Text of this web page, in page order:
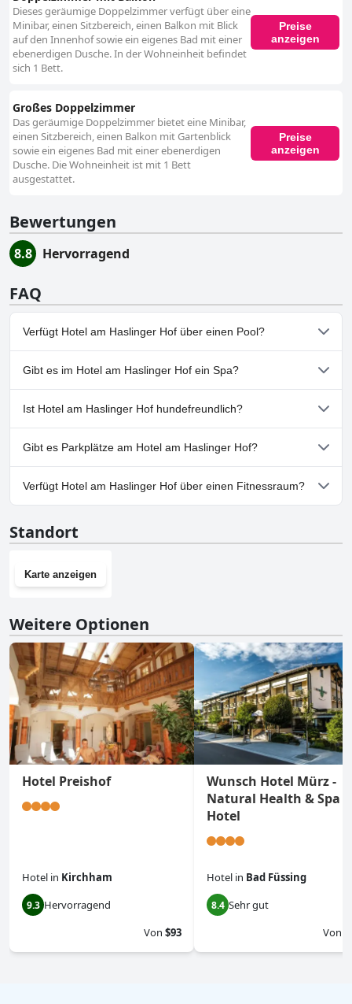
Dieses geräumige Doppelzimmer verfügt über eine
Minibar, einen Sitzbereich, einen Balkon mit Blick
auf den Innenhof sowie ein eigenes Bad mit einer
ebenerdigen Dusche. In der Wohneinheit befindet
sich 1 Bett.
Preise
anzeigen
Großes Doppelzimmer
Das geräumige Doppelzimmer bietet eine Minibar,
einen Sitzbereich, einen Balkon mit Gartenblick
sowie ein eigenes Bad mit einer ebenerdigen
Dusche. Die Wohneinheit ist mit 1 Bett
ausgestattet.
Preise
anzeigen
Bewertungen
8.8 Hervorragend
FAQ
Verfügt Hotel am Haslinger Hof über einen Pool?
Ja, Hotel am Haslinger Hof hat Pools, die zu einer oder mehreren
der folgenden Kategorien gehören: Beheizter Pool, Hallenbad,
Außenpool.
Gibt es im Hotel am Haslinger Hof ein Spa?
Ja, es gibt ein Spa im Hotel am Haslinger Hof.
Ist Hotel am Haslinger Hof hundefreundlich?
Nein, Hotel am Haslinger Hof erlaubt keine Hunde.
Gibt es Parkplätze am Hotel am Haslinger Hof?
Ja, Parkmöglichkeiten sind im Hotel am Haslinger Hof
vorhanden.
Verfügt Hotel am Haslinger Hof über einen Fitnessraum?
Standort
Karte anzeigen
Weitere Optionen
Hotel Preishof
Hotel in Kirchham
9.3 Hervorragend
Von $93
Wunsch Hotel Mürz -
Natural Health & Spa
Hotel
Hotel in Bad Füssing
8.4 Sehr gut
Von